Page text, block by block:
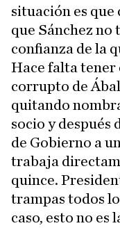
situación es que
que Sánchez no
confianza de la
Hace falta tener
corrupto de
quitando
socio y después
de Gobierno a
trabaja
quince.
trampas todos
caso, esto no es